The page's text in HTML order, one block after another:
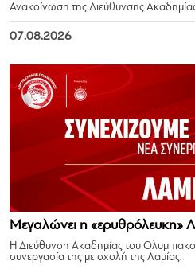
Ανακοίνωση της Διεύθυνσης
07.08.2026
Μεγαλώνει η «ερυθρόλευκη»
Η Διεύθυνση Ακαδημίας του
συνεργασία της με σχολή της Λαμίας.